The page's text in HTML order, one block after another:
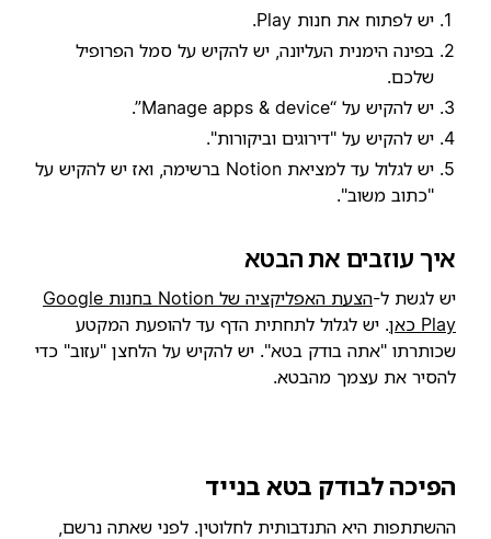
יש לפתוח את חנות Play.
בפינה הימנית העליונה, יש להקיש על סמל הפרופיל
שלכם.
יש להקיש על “Manage apps & device”.
יש להקיש על "דירוגים וביקורות".
יש לגלול עד למציאת Notion ברשימה, ואז יש להקיש על
"כתוב משוב".
איך עוזבים את הבטא
יש לגשת ל-
הצעת האפליקציה של Notion בחנות Google
Play כאן
. יש לגלול לתחתית הדף עד להופעת המקטע
שכותרתו "אתה בודק בטא". יש להקיש על הלחצן "עזוב" כדי
להסיר את עצמך מהבטא.
הפיכה לבודק בטא בנייד
ההשתתפות היא התנדבותית לחלוטין. לפני שאתה נרשם,